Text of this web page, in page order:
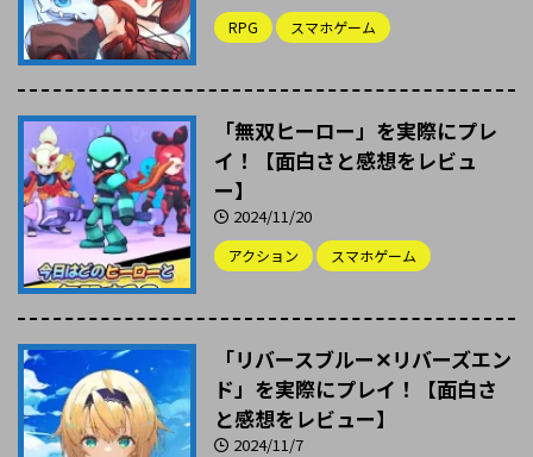
RPG スマホゲーム
「無双ヒーロー」を実際にプレ
イ！【面白さと感想をレビュ
ー】
2024/11/20
アクション スマホゲーム
「リバースブルー✕リバーズエン
ド」を実際にプレイ！【面白さ
と感想をレビュー】
2024/11/7